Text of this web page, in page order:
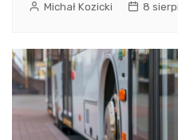
Michał Kozicki 8